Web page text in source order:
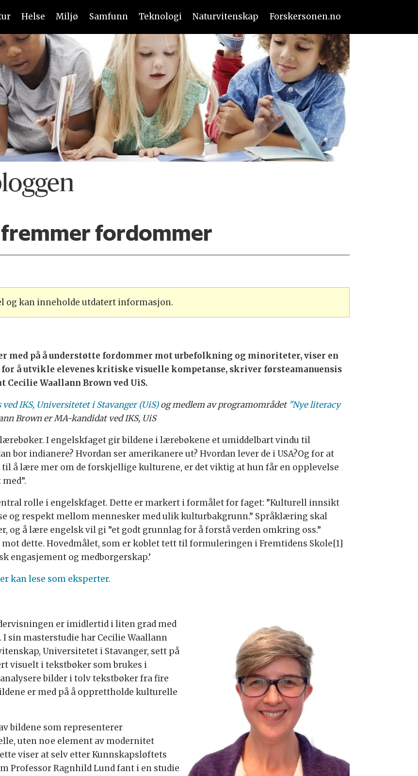
Helse Miljø Samfunn Teknologi Naturvitenskap Forskersonen.no
fordommer
og kan inneholde utdatert informasjon.
med på å understøtte fordommer mot urbefolkning og minoriteter, viser en
for å utvikle elevenes kritiske visuelle kompetanse, skriver førsteamanuensis
Cecilie Waallann Brown ved UiS.
IKS, Universitetet i Stavanger (UiS)og medlem av programområdet "Nye literacy
Brown er MA-kandidat ved IKS, UiS
I engelskfaget gir bildene i lærebøkene et umiddelbart vindu til
bor indianere? Hvordan ser amerikanere ut? Hvordan lever de i USA?Og for at
å lære mer om de forskjellige kulturene, er det viktig at hun får en opplevelse
rolle i engelskfaget. Dette er markert i formålet for faget: ”Kulturell innsikt
og respekt mellom mennesker med ulik kulturbakgrunn.” Språklæring skal
og å lære engelsk vil gi ”et godt grunnlag for å forstå verden omkring oss.”
dette. Hovedmålet, som er koblet tett til formuleringen i Fremtidens Skole[1]
engasjement og medborgerskap.’
kan lese som eksperter.
er imidlertid i liten grad med
sin masterstudie har Cecilie Waallann
Universitetet i Stavanger, sett på
visuelt i tekstbøker som brukes i
bilder i tolv tekstbøker fra fire
er med på å opprettholde kulturelle
bildene som representerer
uten noe element av modernitet
viser at selv etter Kunnskapsløftets
Professor Ragnhild Lund fant i en studie